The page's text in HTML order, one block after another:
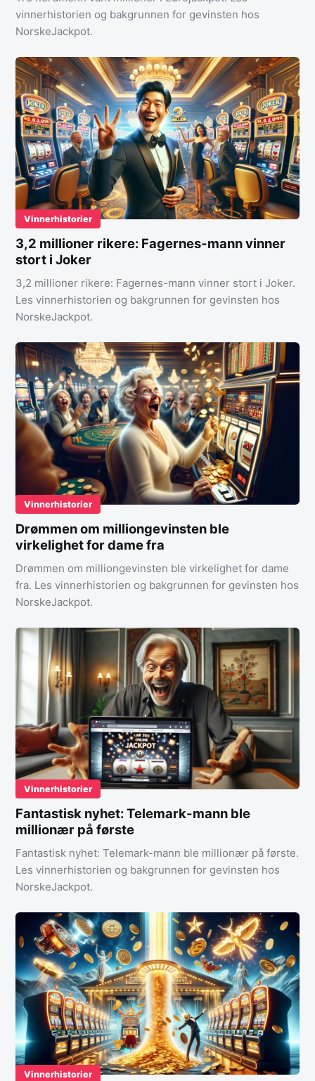
vinnerhistorien og bakgrunnen for gevinsten hos
NorskeJackpot.
Vinnerhistorier
3,2 millioner rikere: Fagernes-mann vinner
stort i Joker
3,2 millioner rikere: Fagernes-mann vinner stort i Joker.
Les vinnerhistorien og bakgrunnen for gevinsten hos
NorskeJackpot.
Vinnerhistorier
Drømmen om milliongevinsten ble
virkelighet for dame fra
Drømmen om milliongevinsten ble virkelighet for dame
fra. Les vinnerhistorien og bakgrunnen for gevinsten hos
NorskeJackpot.
Vinnerhistorier
Fantastisk nyhet: Telemark-mann ble
millionær på første
Fantastisk nyhet: Telemark-mann ble millionær på første.
Les vinnerhistorien og bakgrunnen for gevinsten hos
NorskeJackpot.
Vinnerhistorier